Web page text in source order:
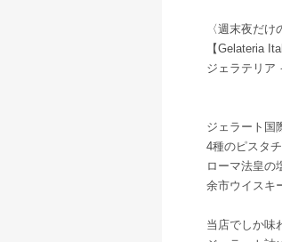
〈週末夜だけ
【Gelateria
ジェラテリア
ジェラート国
4種のピスタ
ローマ法皇の
余市ウイスキ
当店でしか味